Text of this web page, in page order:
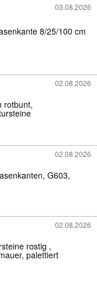
03.08.2026
8/25/100 cm
02.08.2026
rotbunt,
02.08.2026
G603,
02.08.2026
rostig ,
palettiert